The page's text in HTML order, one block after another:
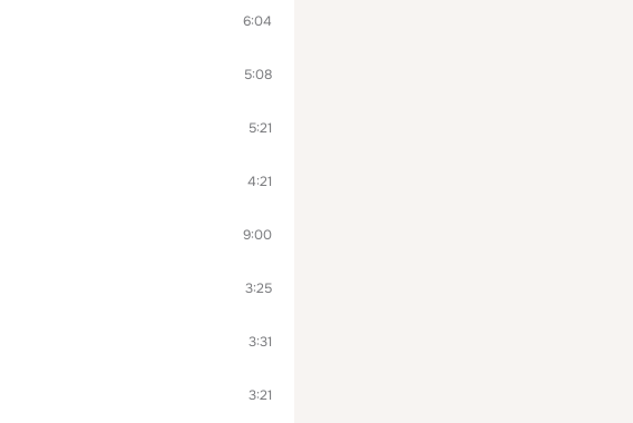
6:04
5:08
5:21
4:21
9:00
3:25
3:31
3:21